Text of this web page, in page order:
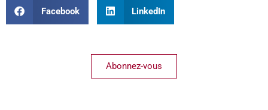
Facebook LinkedIn
Abonnez-vous